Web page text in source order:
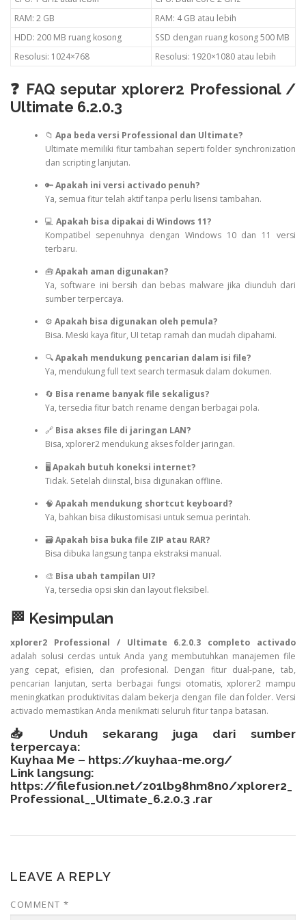
RAM: 2 GB
RAM: 4 GB atau lebih
HDD: 200 MB ruang kosong
SSD dengan ruang kosong 500 MB
Resolusi: 1024×768
Resolusi: 1920×1080 atau lebih
❓ FAQ seputar xplorer2 Professional /
Ultimate 6.2.0.3
📁 Apa beda versi Professional dan Ultimate?
Ultimate memiliki fitur tambahan seperti folder synchronization
dan scripting lanjutan.
🔑Apakah ini versi activado penuh?
Ya, semua fitur telah aktif tanpa perlu lisensi tambahan.
💻 Apakah bisa dipakai di Windows 11?
Kompatibel sepenuhnya dengan Windows 10 dan 11 versi
terbaru.
🧰Apakah aman digunakan?
Ya, software ini bersih dan bebas malware jika diunduh dari
sumber terpercaya.
⚙️ Apakah bisa digunakan oleh pemula?
Bisa. Meski kaya fitur, UI tetap ramah dan mudah dipahami.
🔍Apakah mendukung pencarian dalam isi file?
Ya, mendukung full text search termasuk dalam dokumen.
🔄 Bisa rename banyak file sekaligus?
Ya, tersedia fitur batch rename dengan berbagai pola.
🔗 Bisa akses file di jaringan LAN?
Bisa, xplorer2 mendukung akses folder jaringan.
🖥️Apakah butuh koneksi internet?
Tidak. Setelah diinstal, bisa digunakan offline.
🧠 Apakah mendukung shortcut keyboard?
Ya, bahkan bisa dikustomisasi untuk semua perintah.
🗃️Apakah bisa buka file ZIP atau RAR?
Bisa dibuka langsung tanpa ekstraksi manual.
🎨 Bisa ubah tampilan UI?
Ya, tersedia opsi skin dan layout fleksibel.
🏁 Kesimpulan
xplorer2 Professional / Ultimate 6.2.0.3 completo activado
adalah solusi cerdas untuk Anda yang membutuhkan manajemen file
yang cepat, efisien, dan profesional. Dengan fitur dual-pane, tab,
pencarian lanjutan, serta berbagai fungsi otomatis, xplorer2 mampu
meningkatkan produktivitas dalam bekerja dengan file dan folder. Versi
activado memastikan Anda menikmati seluruh fitur tanpa batasan.
📥 Unduh sekarang juga dari sumber
terpercaya:
Kuyhaa Me – https://kuyhaa-me.org/
Link langsung:
https://filefusion.net/z01lb98hm8n0/xplorer2_
Professional__Ultimate_6.2.0.3 .rar
LEAVE A REPLY
COMMENT *